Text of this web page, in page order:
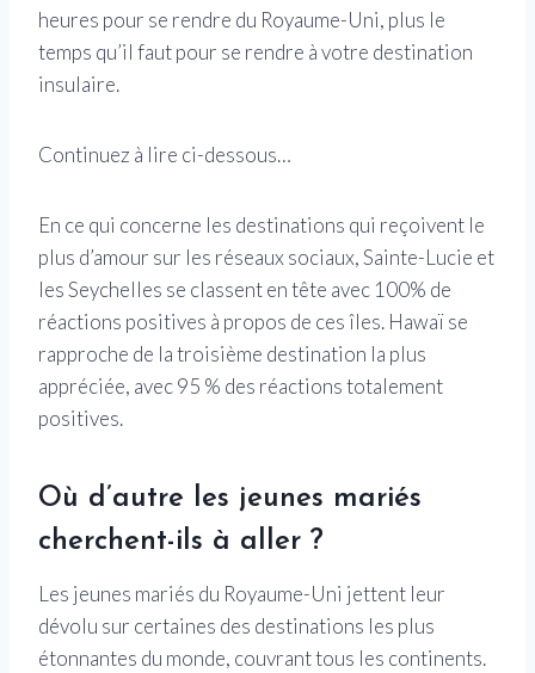
heures pour se rendre du Royaume-Uni, plus le
temps qu’il faut pour se rendre à votre destination
insulaire.
Continuez à lire ci-dessous…
En ce qui concerne les destinations qui reçoivent le
plus d’amour sur les réseaux sociaux, Sainte-Lucie et
les Seychelles se classent en tête avec 100% de
réactions positives à propos de ces îles. Hawaï se
rapproche de la troisième destination la plus
appréciée, avec 95 % des réactions totalement
positives.
Où d’autre les jeunes mariés
cherchent-ils à aller ?
Les jeunes mariés du Royaume-Uni jettent leur
dévolu sur certaines des destinations les plus
étonnantes du monde, couvrant tous les continents.